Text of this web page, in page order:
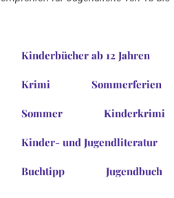
Kinderbücher ab 12 Jahren
Krimi Sommerferien
Sommer Kinderkrimi
Kinder- und Jugendliteratur
Buchtipp Jugendbuch